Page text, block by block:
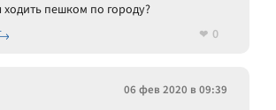
ходить пешком по городу?
0
06 фев 2020 в 09:39